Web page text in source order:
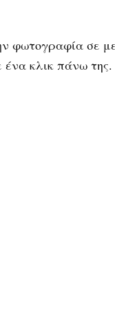
φωτογραφία σε
ένα κλικ πάνω της.